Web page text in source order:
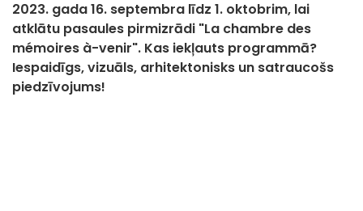
2023. gada 16. septembra līdz 1. oktobrim, lai
atklātu pasaules pirmizrādi "La chambre des
mémoires à-venir". Kas iekļauts programmā?
Iespaidīgs, vizuāls, arhitektonisks un satraucošs
piedzīvojums!